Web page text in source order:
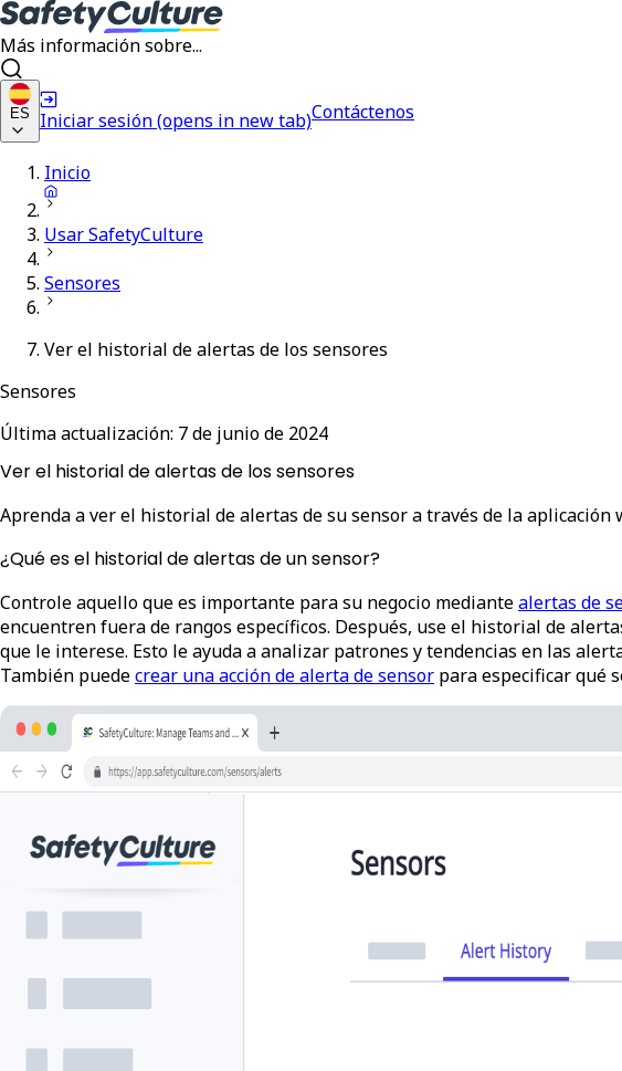
Más información sobre...
ES Iniciar sesión(opens in new tab)Contáctenos
Inicio
Usar SafetyCulture
Sensores
Ver el historial de alertas de los sensores
Sensores
Última actualización: 7 de junio de 2024
Ver el historial de alertas de los sensores
Aprenda a ver el historial de alertas de su sensor a través de la
¿Qué es el historial de alertas de un sensor?
Controle aquello que es importante para su negocio mediantealertas de
encuentren fuera de rangos específicos. Después, use el historial de
que le interese. Esto le ayuda a analizar patrones y tendencias en las
También puedecrear una acción de alerta de sensor para especificar qué